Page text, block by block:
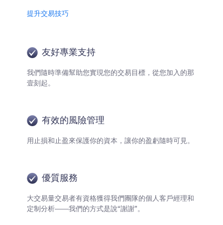
提升交易技巧
友好專業支持
我們隨時準備幫助您實現您的交易目標，從您加入的那
壹刻起。
有效的風險管理
用止損和止盈來保護你的資本，讓你的盈虧隨時可見。
優質服務
大交易量交易者有資格獲得我們團隊的個人客戶經理和
定制分析——我們的方式是說“謝謝”。